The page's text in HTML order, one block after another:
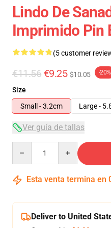
Lindo De
Imprimido Pin
(5 customer
€11.56 €9.25 $10.05 -20%
Size
Small - 3.2cm
Large -
Ver guía de tallas
Esta venta termina en
Deliver to United